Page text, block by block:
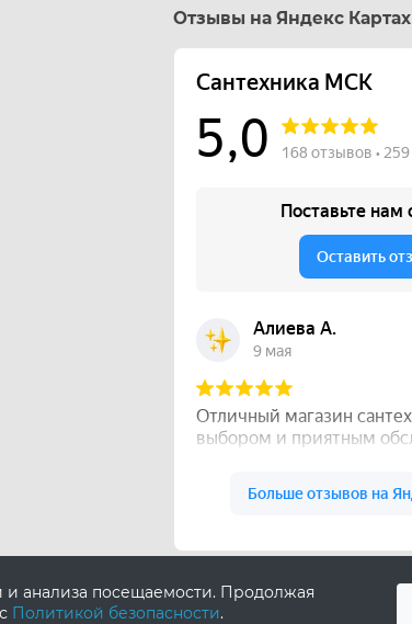
анализа посещаемости. Продолжая
Политикой безопасности.
Отзывы на Яндекс Картах